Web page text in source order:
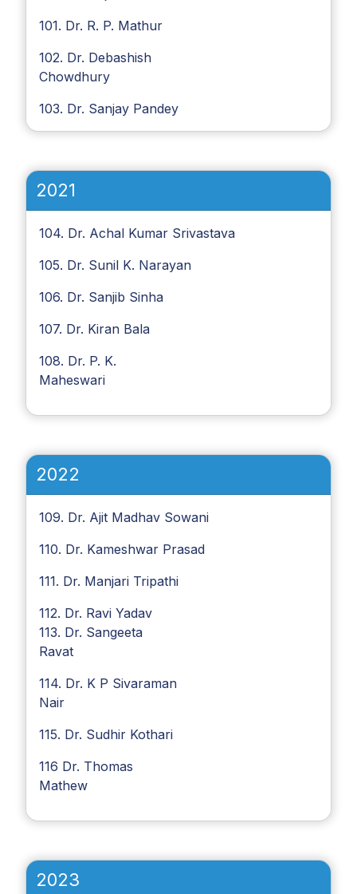
101. Dr. R. P. Mathur
102. Dr. Debashish
Chowdhury
103. Dr. Sanjay Pandey
2021
104. Dr. Achal Kumar Srivastava
105. Dr. Sunil K. Narayan
106. Dr. Sanjib Sinha
107. Dr. Kiran Bala
108. Dr. P. K.
Maheswari
2022
109. Dr. Ajit Madhav Sowani
110. Dr. Kameshwar Prasad
111. Dr. Manjari Tripathi
112. Dr. Ravi Yadav
113. Dr. Sangeeta
Ravat
114. Dr. K P Sivaraman
Nair
115. Dr. Sudhir Kothari
116 Dr. Thomas
Mathew
2023